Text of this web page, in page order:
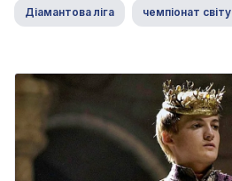
Діамантова ліга чемпіонат світу